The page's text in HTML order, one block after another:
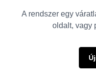
A rendszer egy
oldalt, vagy